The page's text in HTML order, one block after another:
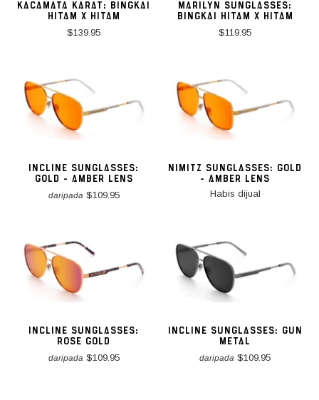
KACAMATA KARAT: BINGKAI
HITAM X HITAM
$139.95
MARILYN SUNGLASSES:
BINGKAI HITAM X HITAM
$119.95
INCLINE SUNGLASSES:
GOLD - AMBER LENS
daripada $109.95
NIMITZ SUNGLASSES: GOLD
- AMBER LENS
Habis dijual
INCLINE SUNGLASSES:
ROSE GOLD
daripada $109.95
INCLINE SUNGLASSES: GUN
METAL
daripada $109.95